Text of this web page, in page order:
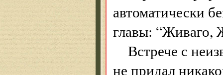
автоматически
главы: “Живаго,
Встрече с
не придал